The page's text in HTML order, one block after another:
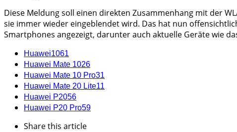
Diese Meldung soll einen direkten Zusammenhang mit der
sie immer wieder eingeblendet wird. Das hat nun
Smartphones angezeigt, darunter auch aktuelle Geräte wie
Huawei1061
Huawei Mate 1026
Huawei Mate 10 Pro31
Huawei Mate 20 Lite11
Huawei P2056
Huawei P20 Pro59
Sharethis article